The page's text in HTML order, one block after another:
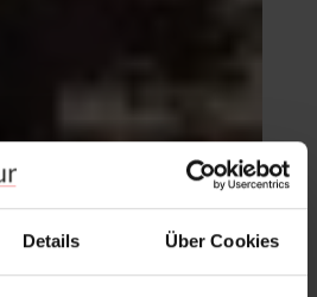
Details Über Cookies